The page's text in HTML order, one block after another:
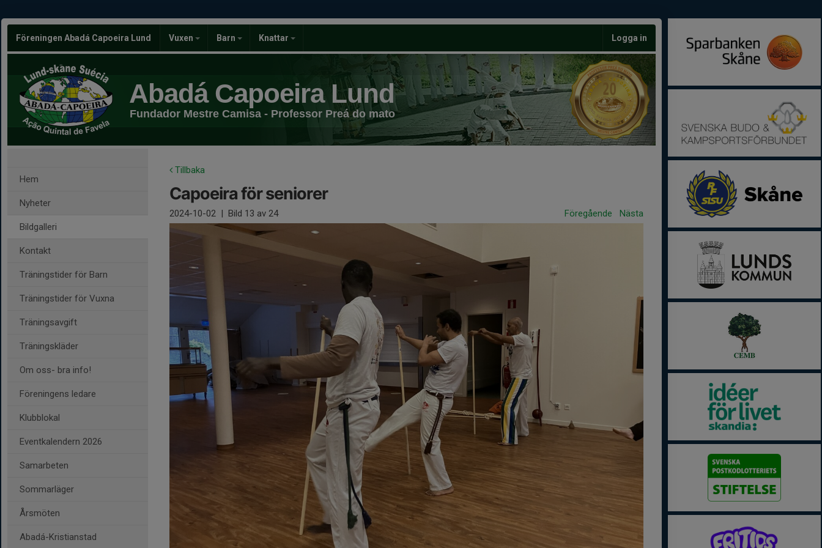
Föreningen Abadá Capoeira Lund Vuxen Barn Knattar Logga in
Abadá Capoeira Lund
Fundador Mestre Camisa - Professor Preá do mato
Hem
Nyheter
Bildgalleri
Kontakt
Träningstider för Barn
Träningstider för Vuxna
Träningsavgift
Träningskläder
Om oss- bra info!
Föreningens ledare
Klubblokal
Eventkalendern 2026
Samarbeten
Sommarläger
Årsmöten
Abadá-Kristianstad
Tillbaka
Capoeira för seniorer
2024-10-02 | Bild 13 av 24 Föregående Nästa